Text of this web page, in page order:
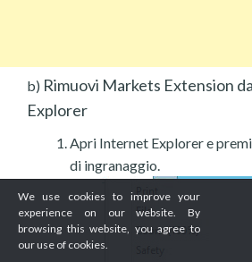
b) Rimuovi Markets Extension
Explorer
Apri Internet Explorer e
di ingranaggio.
We use cookies to improve your
experience on our website. By
browsing this website, you agree to
our use of cookies.